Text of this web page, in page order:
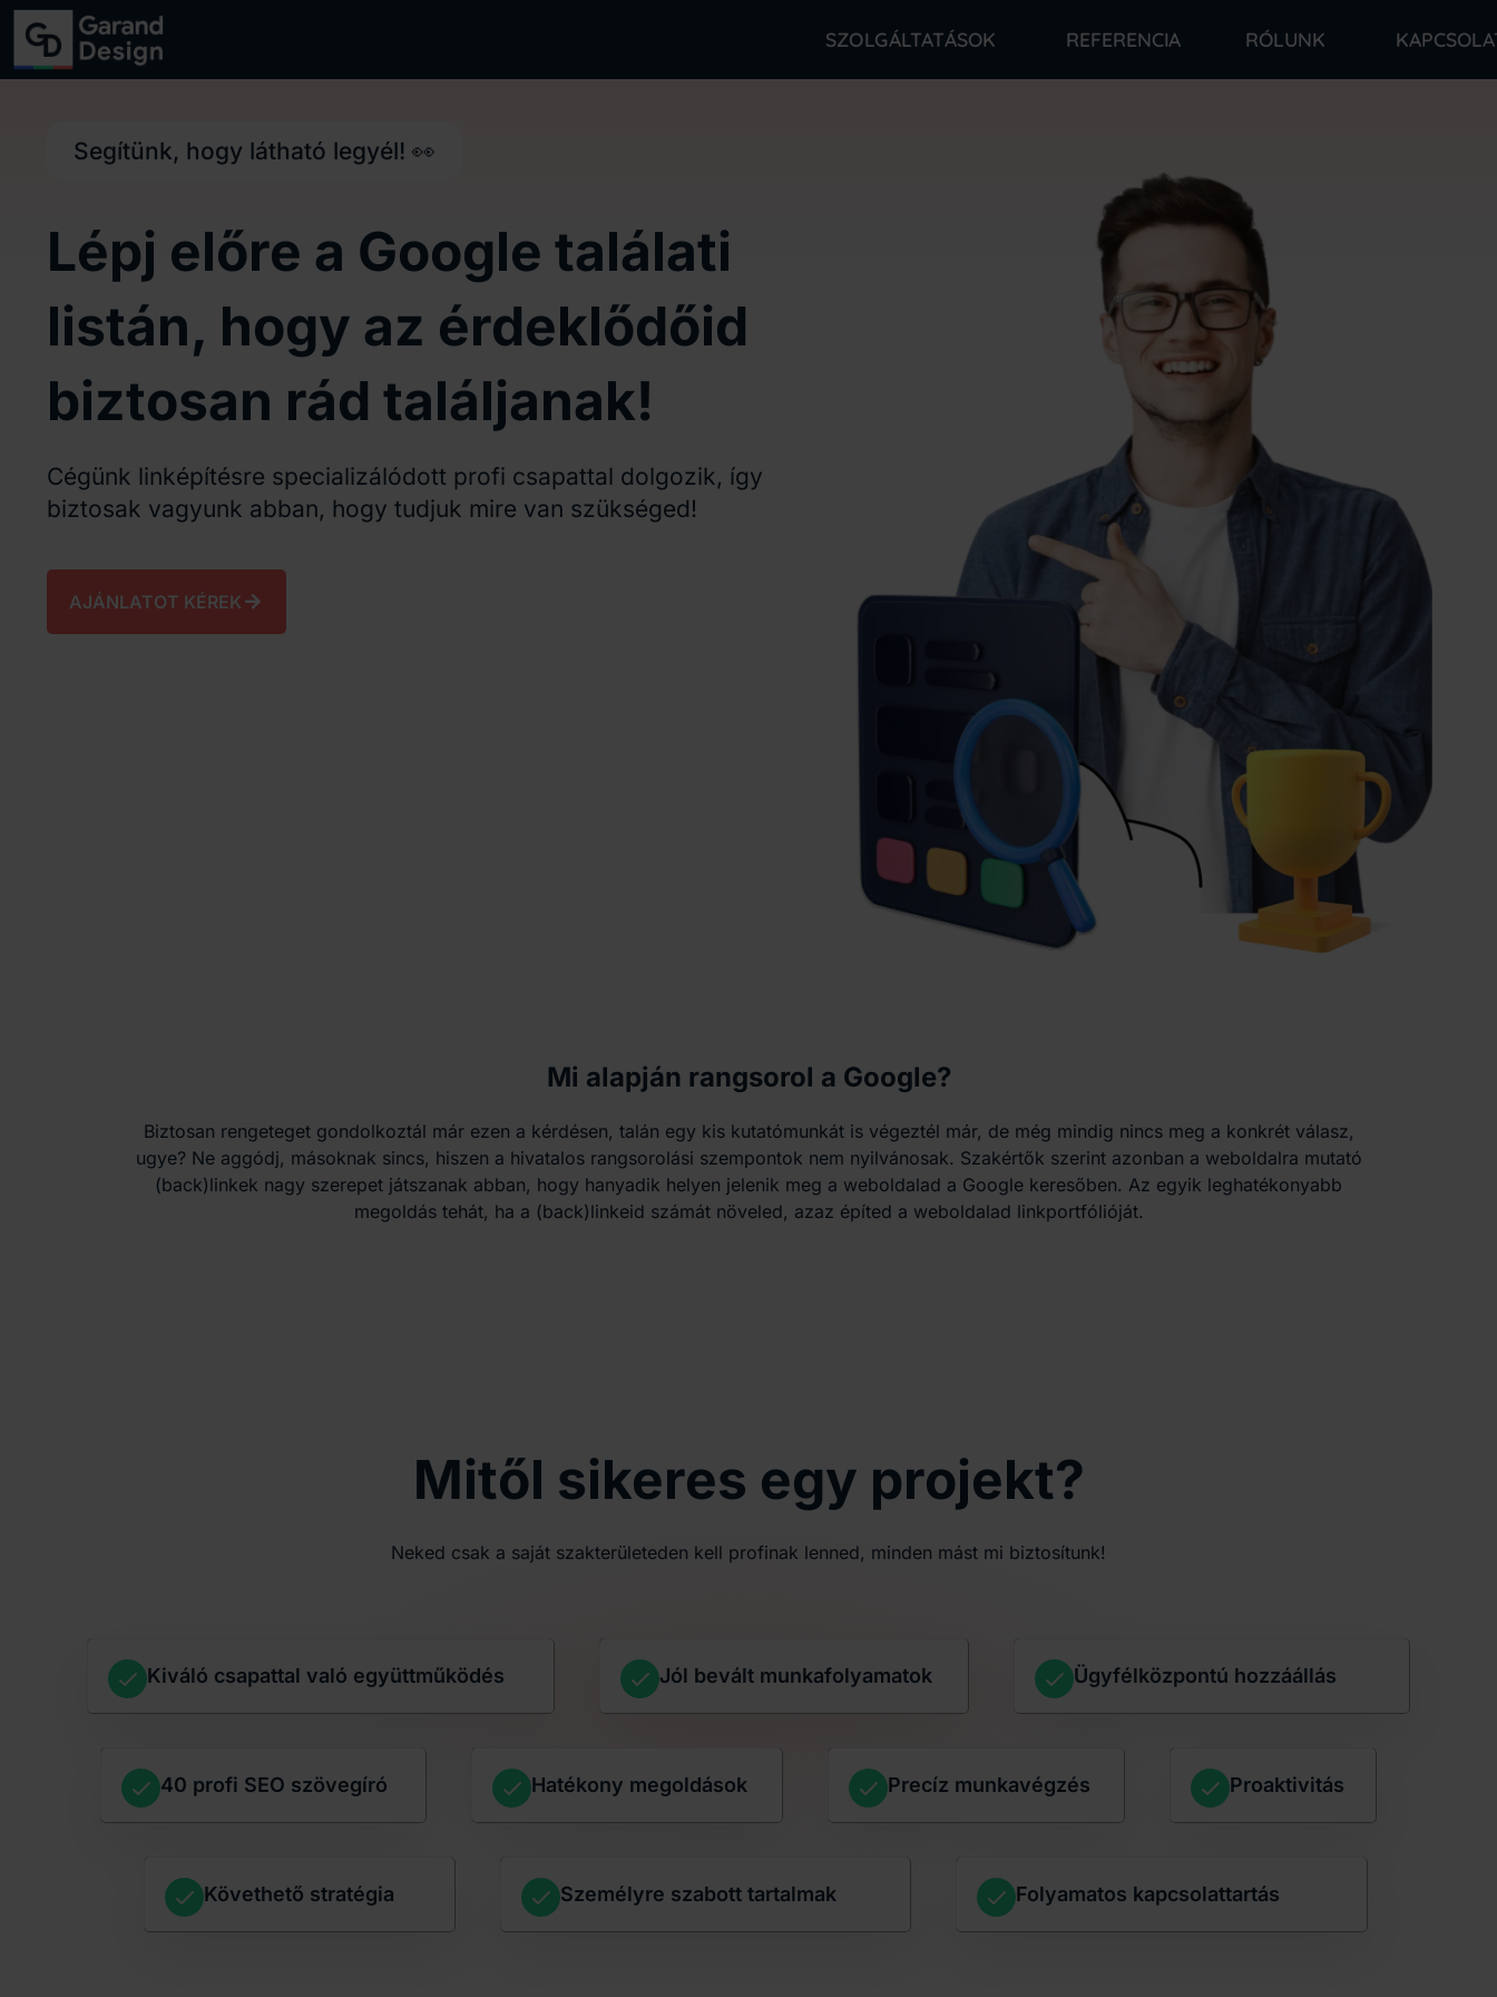
SZOLGÁLTATÁSOK REFERENCIA RÓLUNK
Segítünk, hogy látható legyél! 👀
Lépj előre a Google találati
listán, hogy az érdeklődőid
biztosan rád találjanak!
Cégünk linképítésre specializálódott profi csapattal dolgozik, így
biztosak vagyunk abban, hogy tudjuk mire van szükséged!
AJÁNLATOT KÉREK
Mi alapján rangsorol a Google?
Biztosan rengeteget gondolkoztál már ezen a kérdésen, talán egy kis kutatómunkát is végeztél már, de még mindig nincs meg a konkrét válasz,
ugye? Ne aggódj, másoknak sincs, hiszen a hivatalos rangsorolási szempontok nem nyilvánosak. Szakértők szerint azonban a weboldalra mutató
(back)linkek nagy szerepet játszanak abban, hogy hanyadik helyen jelenik meg a weboldalad a Google keresőben. Az egyik leghatékonyabb
megoldás tehát, ha a (back)linkeid számát növeled, azaz építed a weboldalad linkportfólióját.
Mitől sikeres egy projekt?
Neked csak a saját szakterületeden kell profinak lenned, minden mást mi biztosítunk!
Kiváló csapattal való együttműködés Jól bevált munkafolyamatok Ügyfélközpontú hozzáállás
40 profi SEO szövegíró Hatékony megoldások Precíz munkavégzés Proaktivitás
Követhető stratégia Személyre szabott tartalmak Folyamatos kapcsolattartás